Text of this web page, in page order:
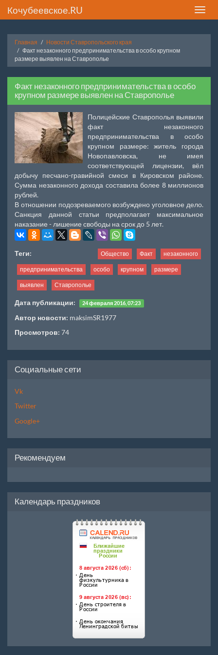
Toggle
Кочубеевское.RU
Главная
Новости Ставропольского края
Факт незаконного предпринимательства в особо крупном
размере выявлен на Ставрополье
Факт незаконного предпринимательства в особо
крупном размере выявлен на Ставрополье
Полицейские Ставрополья выявили
факт незаконного
предпринимательства в особо
крупном размере: житель города
Новопавловска, не имея
соответствующей лицензии, вёл
добычу песчано-гравийной смеси в Кировском районе.
Сумма незаконного дохода составила более 8 миллионов
рублей.
В отношении подозреваемого возбуждено уголовное дело.
Санкция данной статьи предполагает максимальное
наказание - лишение свободы на срок до 5 лет.
Теги: Общество Факт незаконного
предпринимательства особо крупном размере
выявлен Ставрополье
Дата публикации: 24 февраля 2016, 07:23
Автор новости: maksimSR1977
Просмотров: 74
Социальные сети
Vk
Twitter
Google+
Рекомендуем
Календарь праздников